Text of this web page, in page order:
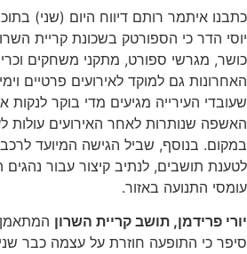
כתבנו איתמר רותם דיווח היום (שני)
יוסי הדר כי הספורטק בשכונת קריית
כושר, מגרשי ספורט, מתקני משחקים
האחרונות גם למוקד לאירועים פרטיים
שעובדי העירייה מגיעים מדי בוקר
האשפה שנותרות לאחר האירועים עולות
במקום. בנוסף, שביל הגישה המיועד לרכבי
לטענת תושבים, לנתיב קיצור עבור
עומסי התנועה באזור.
יורי פרידמן, תושב קריית השרון
סיפר כי התופעה חוזרת על עצמה כבר